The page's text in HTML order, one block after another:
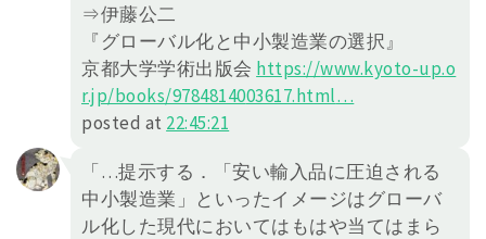
⇒伊藤公二
『グローバル化と中小製造業の選択』
京都大学学術出版会 https://www.kyoto-up.o
r.jp/books/9784814003617.html…
posted at 22:45:21
「…提示する．「安い輸入品に圧迫される
中小製造業」といったイメージはグローバ
ル化した現代においてはもはや当てはまら